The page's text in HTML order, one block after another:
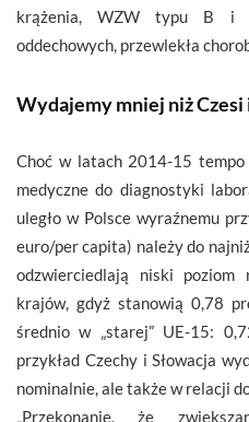
krążenia, WZW typu B i
oddechowych, przewlekła
Wydajemy mniej niż Czesi
Choć w latach 2014-15
medyczne do diagnostyki
uległo w Polsce wyraźnemu
euro/per capita) należy do
odzwierciedlają niski
krajów, gdyż stanowią 0,78
średnio w „starej” UE-15:
przykład Czechy i Słowacja
nominalnie, ale także w relacji
„Przekonanie, że